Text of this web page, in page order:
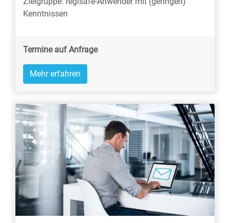
Kenntnissen
Termine auf Anfrage
Mehr erfahren